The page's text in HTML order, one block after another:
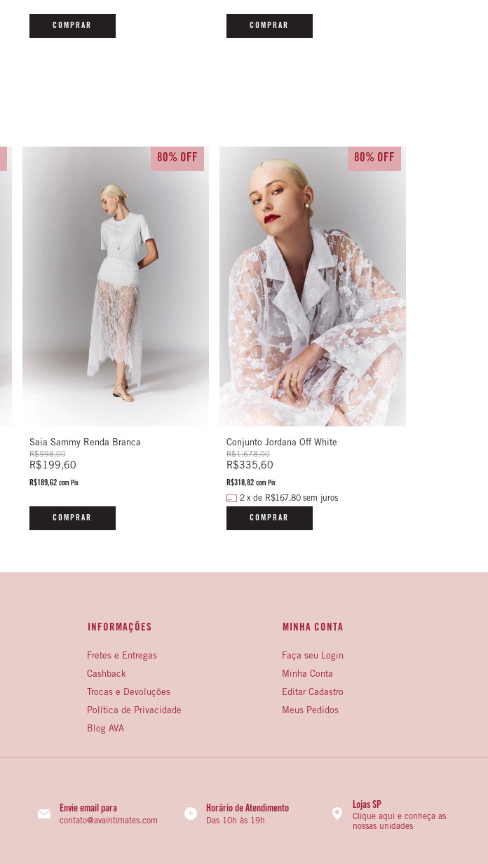
COMPRAR COMPRAR
Saia Sammy Renda Branca
R$998,00
R$199,60
80% OFF
R$189,62 com Pix
COMPRAR
Conjunto Jordana Off White
R$1.678,00
R$335,60
80% OFF
R$318,82 com Pix
2 xde R$167,80 sem juros
COMPRAR
INFORMAÇÕES
Fretes e Entregas
Cashback
Trocas e Devoluções
Política de Privacidade
Blog AVA
MINHA CONTA
Faça seu Login
Minha Conta
Editar Cadastro
Meus Pedidos
Envie email para
contato@avaintimates.com
Horário de Atendimento
Das 10h às 19h
Lojas SP
Clique aqui e conheça as
nossas unidades